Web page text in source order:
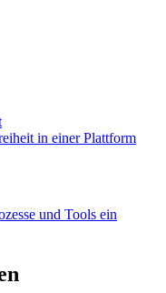
in einer Plattform
und Tools ein